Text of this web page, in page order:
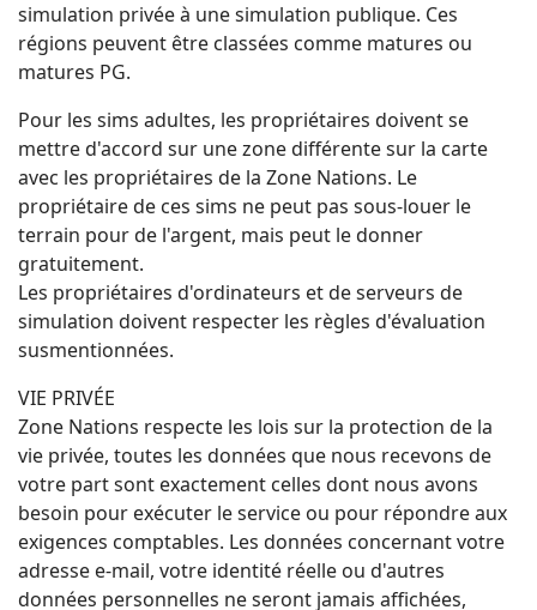
simulation privée à une simulation publique. Ces
régions peuvent être classées comme matures ou
matures PG.
Pour les sims adultes, les propriétaires doivent se
mettre d'accord sur une zone différente sur la carte
avec les propriétaires de la Zone Nations. Le
propriétaire de ces sims ne peut pas sous-louer le
terrain pour de l'argent, mais peut le donner
gratuitement.
Les propriétaires d'ordinateurs et de serveurs de
simulation doivent respecter les règles d'évaluation
susmentionnées.
VIE PRIVÉE
Zone Nations respecte les lois sur la protection de la
vie privée, toutes les données que nous recevons de
votre part sont exactement celles dont nous avons
besoin pour exécuter le service ou pour répondre aux
exigences comptables. Les données concernant votre
adresse e-mail, votre identité réelle ou d'autres
données personnelles ne seront jamais affichées,